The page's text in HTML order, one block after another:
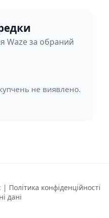
Waze за обраний
не виявлено.
| Політика конфіденційності
дані